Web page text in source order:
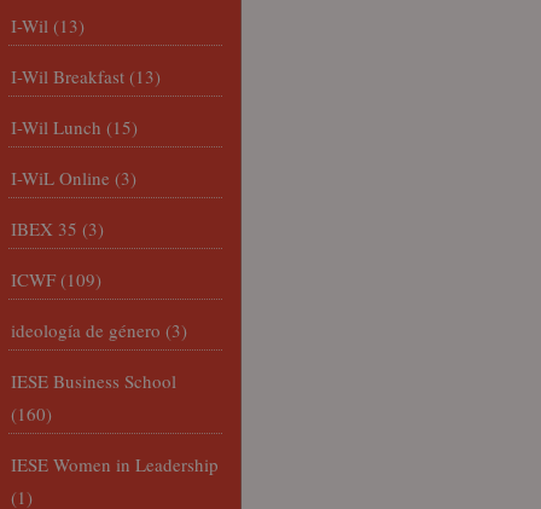
I-Wil (13)
I-Wil Breakfast (13)
I-Wil Lunch (15)
I-WiL Online (3)
IBEX 35 (3)
ICWF (109)
ideología de género (3)
IESE Business School
(160)
IESE Women in Leadership
(1)